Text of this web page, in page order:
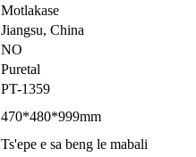
Motlakase
Jiangsu, China
NO
Puretal
PT-1359
470*480*999mm
Ts'epe e sa beng le mabali